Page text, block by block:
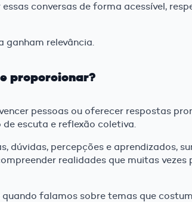
conversas de forma acessível,
ganham relevância.
proporcionar?
pessoas ou oferecer respostas
escuta e reflexão coletiva.
dúvidas, percepções e aprendizados,
realidades que muitas vezes
falamos sobre temas que